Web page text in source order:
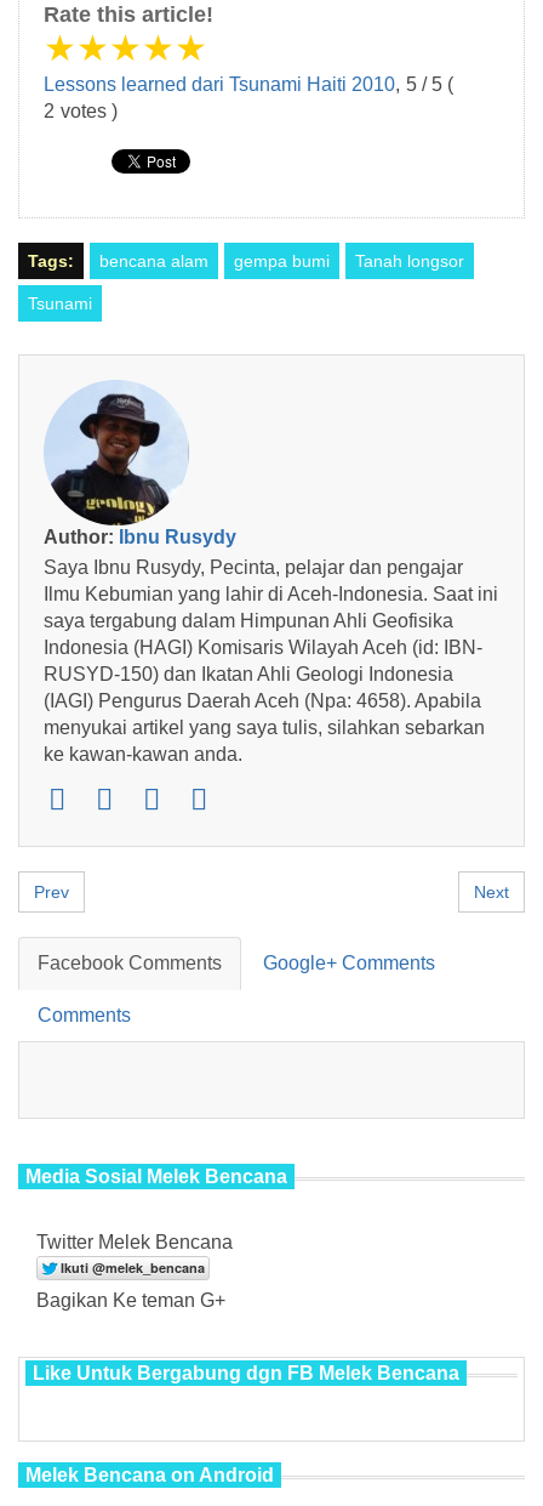
Rate this article!
★★★★★
Lessons learned dari Tsunami Haiti 2010, 5 / 5 (
2 votes )
Tags: bencana alam gempa bumi Tanah longsor
Tsunami
Author:
Ibnu Rusydy
Saya Ibnu Rusydy, Pecinta, pelajar dan pengajar
Ilmu Kebumian yang lahir di Aceh-Indonesia. Saat ini
saya tergabung dalam Himpunan Ahli Geofisika
Indonesia (HAGI) Komisaris Wilayah Aceh (id: IBN-
RUSYD-150) dan Ikatan Ahli Geologi Indonesia
(IAGI) Pengurus Daerah Aceh (Npa: 4658). Apabila
menyukai artikel yang saya tulis, silahkan sebarkan
ke kawan-kawan anda.
Prev Next
Facebook Comments Google+ Comments
Comments
Media Sosial Melek Bencana
Twitter Melek Bencana
Bagikan Ke teman G+
Like Untuk Bergabung dgn FB Melek Bencana
Melek Bencana on Android